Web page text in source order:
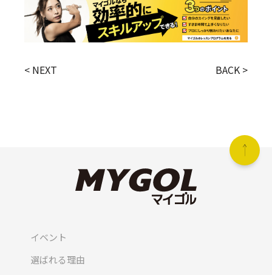
< NEXT BACK >
イベント
選ばれる理由